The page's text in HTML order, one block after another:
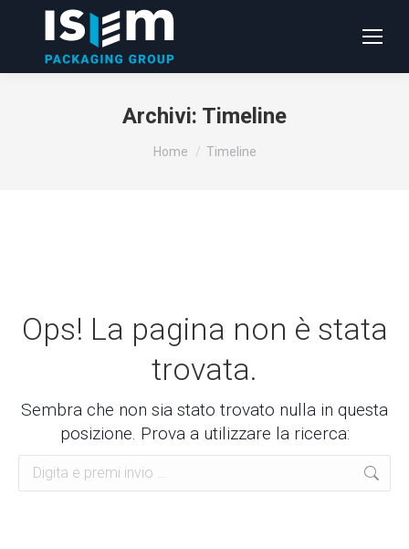
Archivi: Timeline
Tu sei qui:
Home Timeline
Ops! La pagina non è stata
trovata.
Sembra che non sia stato trovato nulla in questa
posizione. Prova a utilizzare la ricerca:
Cerca: